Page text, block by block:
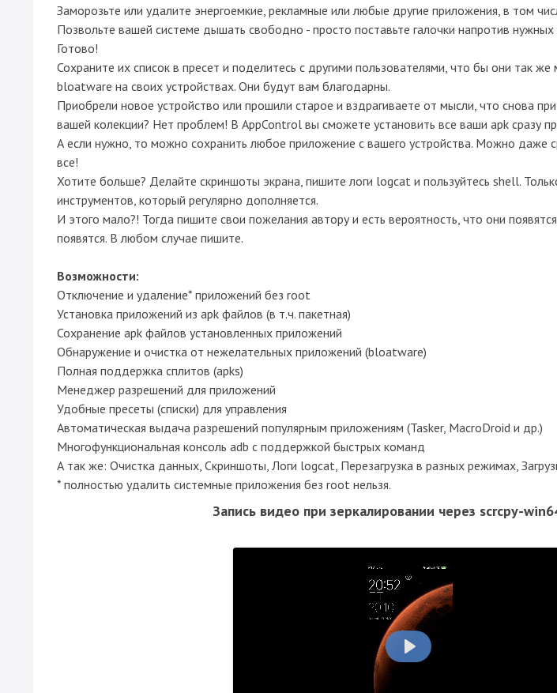
Заморозьте или удалите энергоемкие, рекламные или любые другие приложения, в том
Позвольте вашей системе дышать свободно - просто поставьте галочки напротив
Готово!
Сохраните их список в пресет и поделитесь с другими пользователями, что бы они так
bloatware на своих устройствах. Они будут вам благодарны.
Приобрели новое устройство или прошили старое и вздрагиваете от мысли, что снова
вашей колекции? Нет проблем! В AppControl вы сможете установить все ваши apk сразу
А если нужно, то можно сохранить любое приложение с вашего устройства. Можно даже
все!
Хотите больше? Делайте скриншоты экрана, пишите логи logcat и пользуйтесь shell.
инструментов, который регулярно дополняется.
И этого мало?! Тогда пишите свои пожелания автору и есть вероятность, что они
появятся. В любом случае пишите.
Возможности:
Отключение и удаление* приложений без root
Установка приложений из apk файлов (в т.ч. пакетная)
Сохранение apk файлов установленных приложений
Обнаружение и очистка от нежелательных приложений (bloatware)
Полная поддержка сплитов (apks)
Менеджер разрешений для приложений
Удобные пресеты (списки) для управления
Автоматическая выдача разрешений популярным приложениям (Tasker, MacroDroid и др.)
Многофункциональная консоль adb с поддержкой быстрых команд
А так же: Очистка данных, Скриншоты, Логи logcat, Перезагрузка в разных режимах,
* полностью удалить системные приложения без root нельзя.
Запись видео при зеркалировании через scrcpy-